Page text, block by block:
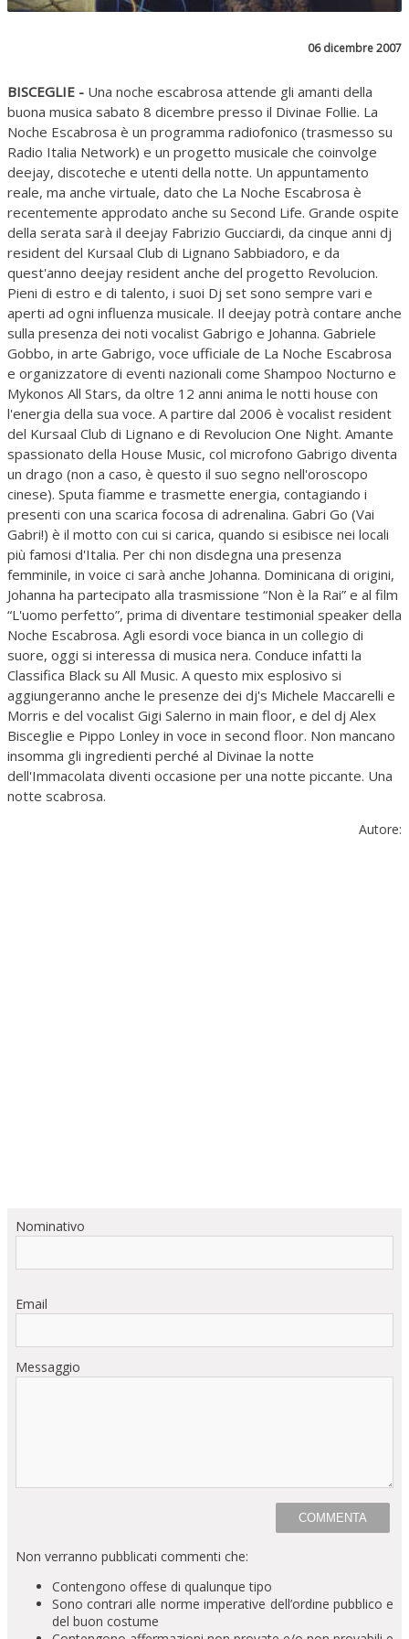
06 dicembre 2007
BISCEGLIE - Una noche escabrosa attende gli amanti della
buona musica sabato 8 dicembre presso il Divinae Follie. La
Noche Escabrosa è un programma radiofonico (trasmesso su
Radio Italia Network) e un progetto musicale che coinvolge
deejay, discoteche e utenti della notte. Un appuntamento
reale, ma anche virtuale, dato che La Noche Escabrosa è
recentemente approdato anche su Second Life. Grande ospite
della serata sarà il deejay Fabrizio Gucciardi, da cinque anni dj
resident del Kursaal Club di Lignano Sabbiadoro, e da
quest'anno deejay resident anche del progetto Revolucion.
Pieni di estro e di talento, i suoi Dj set sono sempre vari e
aperti ad ogni influenza musicale. Il deejay potrà contare anche
sulla presenza dei noti vocalist Gabrigo e Johanna. Gabriele
Gobbo, in arte Gabrigo, voce ufficiale de La Noche Escabrosa
e organizzatore di eventi nazionali come Shampoo Nocturno e
Mykonos All Stars, da oltre 12 anni anima le notti house con
l'energia della sua voce. A partire dal 2006 è vocalist resident
del Kursaal Club di Lignano e di Revolucion One Night. Amante
spassionato della House Music, col microfono Gabrigo diventa
un drago (non a caso, è questo il suo segno nell'oroscopo
cinese). Sputa fiamme e trasmette energia, contagiando i
presenti con una scarica focosa di adrenalina. Gabri Go (Vai
Gabri!) è il motto con cui si carica, quando si esibisce nei locali
più famosi d'Italia. Per chi non disdegna una presenza
femminile, in voice ci sarà anche Johanna. Dominicana di origini,
Johanna ha partecipato alla trasmissione “Non è la Rai” e al film
“L'uomo perfetto”, prima di diventare testimonial speaker della
Noche Escabrosa. Agli esordi voce bianca in un collegio di
suore, oggi si interessa di musica nera. Conduce infatti la
Classifica Black su All Music. A questo mix esplosivo si
aggiungeranno anche le presenze dei dj's Michele Maccarelli e
Morris e del vocalist Gigi Salerno in main floor, e del dj Alex
Bisceglie e Pippo Lonley in voce in second floor. Non mancano
insomma gli ingredienti perché al Divinae la notte
dell'Immacolata diventi occasione per una notte piccante. Una
notte scabrosa.
Autore:
Nominativo
Email
Messaggio
Non verranno pubblicati commenti che:
Contengono offese di qualunque tipo
Sono contrari alle norme imperative dell’ordine pubblico e
del buon costume